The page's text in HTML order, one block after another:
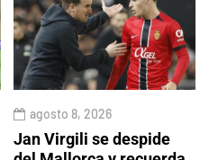
agosto 8, 2026
Jan Virgili se despide